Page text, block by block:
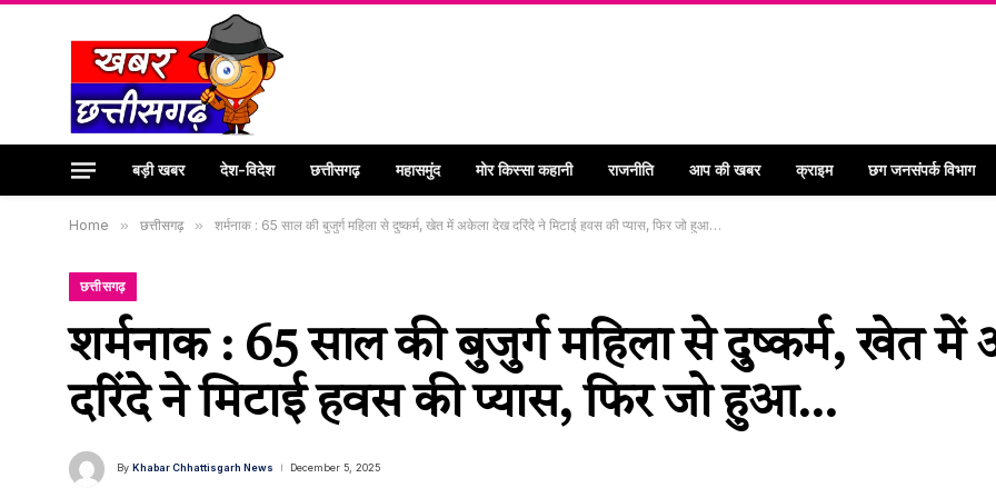
बड़ी खबर देश-विदेश छत्तीसगढ़ महासमुंद मोर किस्सा कहानी राजनीति आप की खबर क्राइम छग जनसंपर्क विभाग
Home » छत्तीसगढ़ » शर्मनाक : 65 साल की बुजुर्ग महिला से दुष्कर्म, खेत में अकेला देख दरिंदे ने मिटाई हवस की प्यास, फिर जो हुआ…
छत्तीसगढ़
शर्मनाक : 65 साल की बुजुर्ग महिला से दुष्कर्म, खेत
दरिंदे ने मिटाई हवस की प्यास, फिर जो हुआ…
By Khabar Chhattisgarh News December 5, 2025